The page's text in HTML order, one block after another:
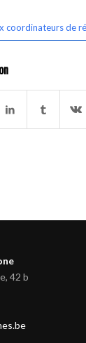
coordinateurs de
42 b